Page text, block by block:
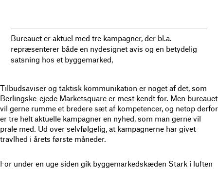
Bureauet er aktuel med tre kampagner, der bl.a.
repræsenterer både en nydesignet avis og en betydelig
satsning hos et byggemarked,
Tilbudsaviser og taktisk kommunikation er noget af det, som
Berlingske-ejede Marketsquare er mest kendt for. Men bureauet
vil gerne rumme et bredere sæt af kompetencer, og netop derfor
er tre helt aktuelle kampagner en nyhed, som man gerne vil
prale med. Ud over selvfølgelig, at kampagnerne har givet
travlhed i årets første måneder.
For under en uge siden gik byggemarkedskæden Stark i luften